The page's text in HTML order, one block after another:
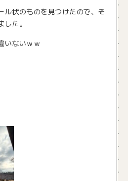
ル状のものを見つけたので、そ
た。
いないｗｗ